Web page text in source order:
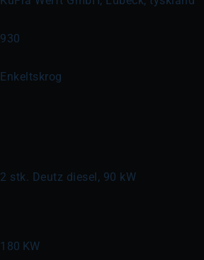
930
Enkeltskrog
2 stk. Deutz diesel, 90 kW
180 KW